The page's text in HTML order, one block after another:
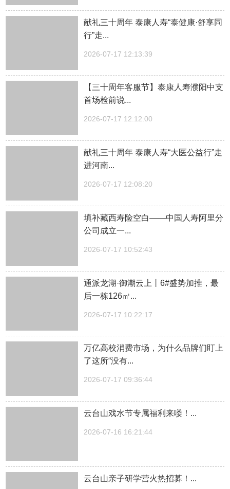
献礼三十周年 泰康人寿“泰健康·舒享同
行”走...
2026-07-17 12:13:39
【三十周年客服节】泰康人寿濮阳中支
首场检前说...
2026-07-17 12:12:00
献礼三十周年 泰康人寿“大医公益行”走
进河南...
2026-07-17 12:08:20
填补藏西寿险空白——中国人寿阿里分
公司成立一...
2026-07-17 10:52:43
通派龙湖·御潮云上丨6#盛势加推，最
后一栋126㎡...
2026-07-17 10:22:17
万亿高校消费市场，为什么品牌们盯上
了这所“没有...
2026-07-17 09:36:44
云台山戏水节专属福利来喽！...
2026-07-16 16:21:44
云台山亲子研学营火热招募！...